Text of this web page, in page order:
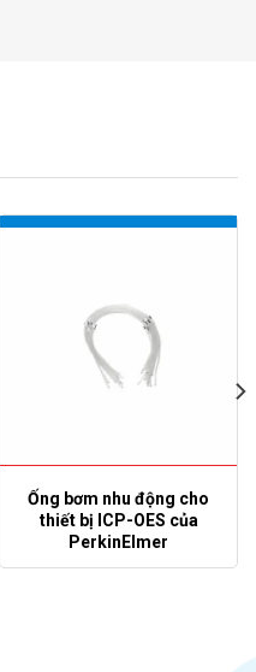
Ống bơm nhu động cho
thiết bị ICP-OES của
PerkinElmer